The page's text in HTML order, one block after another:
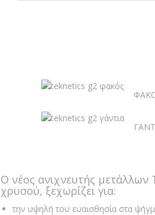
Ο νέος ανιχνευτής μετάλλων
χρυσού, ξεχωρίζει για:
την υψηλή του ευαισθησία στα